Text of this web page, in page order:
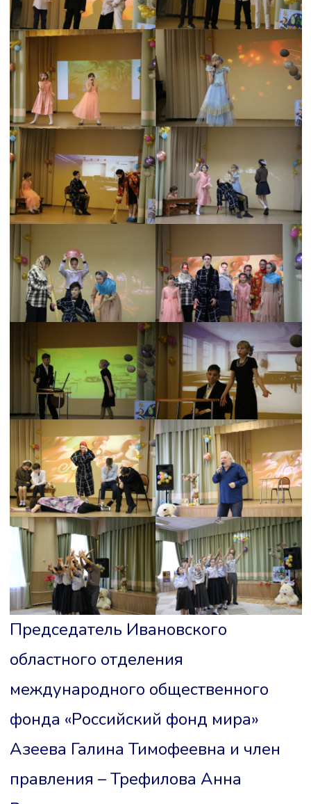
Председатель Ивановского
областного отделения
международного общественного
фонда «Российский фонд мира»
Азеева Галина Тимофеевна и член
правления – Трефилова Анна